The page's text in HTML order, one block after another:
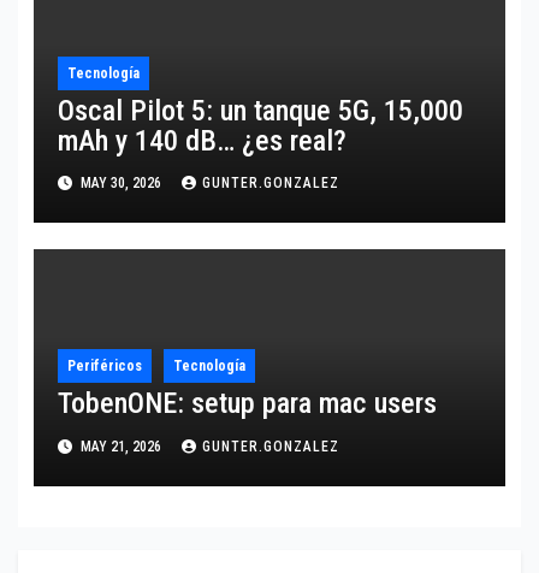
Tecnología
Oscal Pilot 5: un tanque 5G, 15,000
mAh y 140 dB… ¿es real?
MAY 30, 2026 GUNTER.GONZALEZ
Periféricos Tecnología
TobenONE: setup para mac users
MAY 21, 2026 GUNTER.GONZALEZ